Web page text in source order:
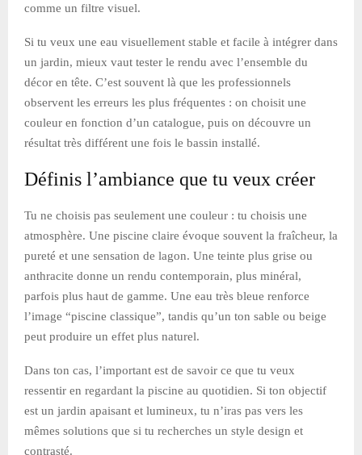
comme un filtre visuel.
Si tu veux une eau visuellement stable et facile à intégrer dans
un jardin, mieux vaut tester le rendu avec l’ensemble du
décor en tête. C’est souvent là que les professionnels
observent les erreurs les plus fréquentes : on choisit une
couleur en fonction d’un catalogue, puis on découvre un
résultat très différent une fois le bassin installé.
Définis l’ambiance que tu veux créer
Tu ne choisis pas seulement une couleur : tu choisis une
atmosphère. Une piscine claire évoque souvent la fraîcheur, la
pureté et une sensation de lagon. Une teinte plus grise ou
anthracite donne un rendu contemporain, plus minéral,
parfois plus haut de gamme. Une eau très bleue renforce
l’image “piscine classique”, tandis qu’un ton sable ou beige
peut produire un effet plus naturel.
Dans ton cas, l’important est de savoir ce que tu veux
ressentir en regardant la piscine au quotidien. Si ton objectif
est un jardin apaisant et lumineux, tu n’iras pas vers les
mêmes solutions que si tu recherches un style design et
contrasté.